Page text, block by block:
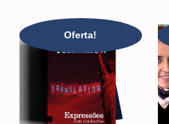
Oferta!